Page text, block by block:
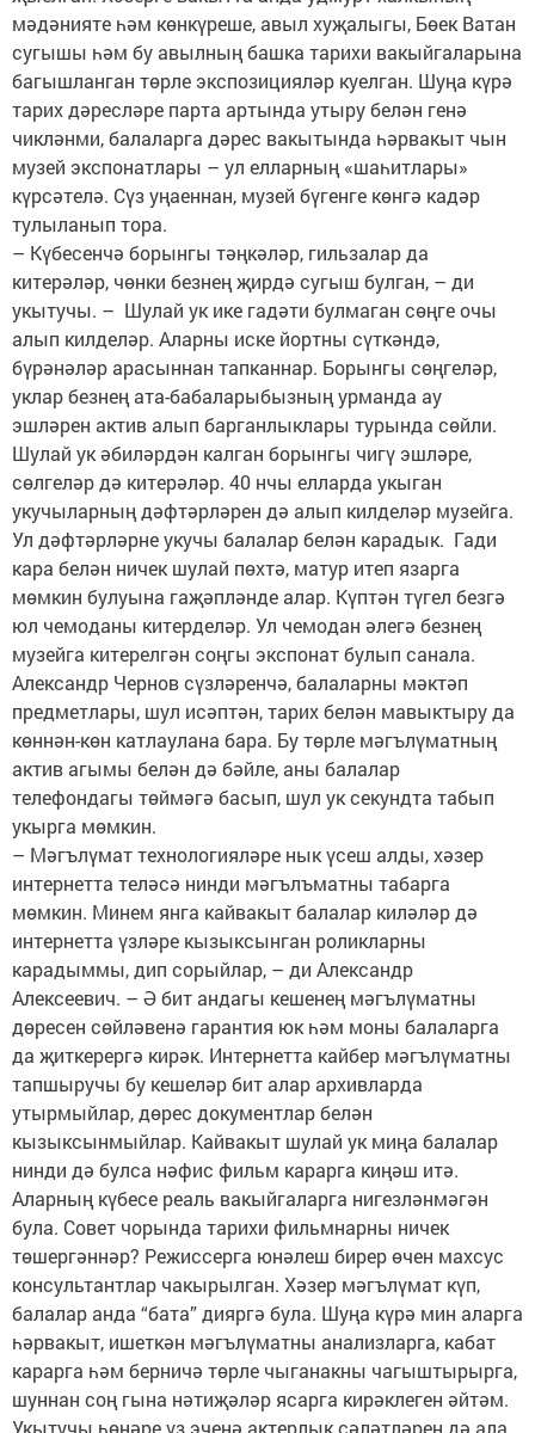
мәдәнияте һәм көнкүреше, авыл хуҗалыгы, Бөек Ватан
сугышы һәм бу авылның башка тарихи вакыйгаларына
багышланган төрле экспозицияләр куелган. Шуңа күрә
тарих дәресләре парта артында утыру белән генә
чикләнми, балаларга дәрес вакытында һәрвакыт чын
музей экспонатлары – ул елларның «шаһитлары»
күрсәтелә. Сүз уңаеннан, музей бүгенге көнгә кадәр
тулыланып тора.
– Күбесенчә борынгы тәңкәләр, гильзалар да
китерәләр, чөнки безнең җирдә сугыш булган, – ди
укытучы. – Шулай ук ике гадәти булмаган сөңге очы
алып килделәр. Аларны иске йортны сүткәндә,
бүрәнәләр арасыннан тапканнар. Борынгы сөңгеләр,
уклар безнең ата-бабаларыбызның урманда ау
эшләрен актив алып барганлыклары турында сөйли.
Шулай ук әбиләрдән калган борынгы чигү эшләре,
сөлгеләр дә китерәләр. 40 нчы елларда укыган
укучыларның дәфтәрләрен дә алып килделәр музейга.
Ул дәфтәрләрне укучы балалар белән карадык. Гади
кара белән ничек шулай пөхтә, матур итеп язарга
мөмкин булуына гаҗәпләнде алар. Күптән түгел безгә
юл чемоданы китерделәр. Ул чемодан әлегә безнең
музейга китерелгән соңгы экспонат булып санала.
Александр Чернов сүзләренчә, балаларны мәктәп
предметлары, шул исәптән, тарих белән мавыктыру да
көннән-көн катлаулана бара. Бу төрле мәгълүматның
актив агымы белән дә бәйле, аны балалар
телефондагы төймәгә басып, шул ук секундта табып
укырга мөмкин.
– Мәгълүмат технологияләре нык үсеш алды, хәзер
интернетта теләсә нинди мәгълъматны табарга
мөмкин. Минем янга кайвакыт балалар киләләр дә
интернетта үзләре кызыксынган роликларны
карадыммы, дип сорыйлар, – ди Александр
Алексеевич. – Ә бит андагы кешенең мәгълүматны
дөресен сөйләвенә гарантия юк һәм моны балаларга
да җиткерергә кирәк. Интернетта кайбер мәгълүматны
тапшыручы бу кешеләр бит алар архивларда
утырмыйлар, дөрес документлар белән
кызыксынмыйлар. Кайвакыт шулай ук миңа балалар
нинди дә булса нәфис фильм карарга киңәш итә.
Аларның күбесе реаль вакыйгаларга нигезләнмәгән
була. Совет чорында тарихи фильмнарны ничек
төшергәннәр? Режиссерга юнәлеш бирер өчен махсус
консультантлар чакырылган. Хәзер мәгълүмат күп,
балалар анда “бата” дияргә була. Шуңа күрә мин аларга
һәрвакыт, ишеткән мәгълүматны анализларга, кабат
карарга һәм берничә төрле чыганакны чагыштырырга,
шуннан соң гына нәтиҗәләр ясарга кирәклеген әйтәм.
Укытучы һөнәре үз эченә актерлык сәләтләрен дә ала